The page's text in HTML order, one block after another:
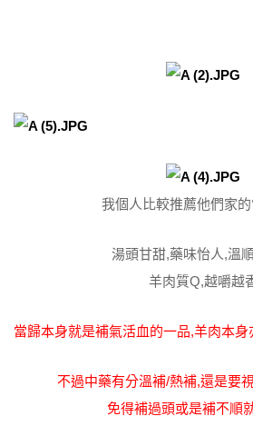
我個人比較推薦他們家
湯頭甘甜,藥味怡人,溫
羊肉質Q,越嚼越
當歸本身就是補氣活血的一品,羊肉本身
不過中藥有分溫補/熱補,還是要
免得補過頭或是補不順